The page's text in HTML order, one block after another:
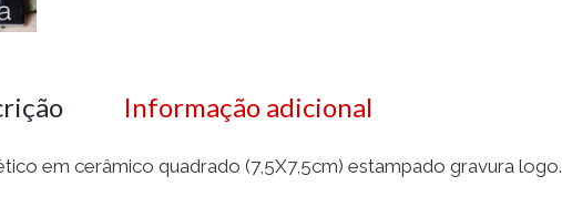
Informação adicional
em cerâmico quadrado (7,5X7,5cm) estampado gravura logo.